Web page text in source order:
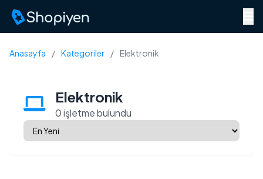
Anasayfa / Kategoriler / Elektronik
Elektronik
0 işletme bulundu